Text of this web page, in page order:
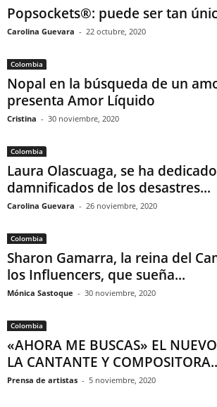
Popsockets®: puede ser tan
Carolina Guevara - 22 octubre, 2020
Colombia
Nopal en la búsqueda de un
presenta Amor Líquido
Cristina - 30 noviembre, 2020
Colombia
Laura Olascuaga, se ha
damnificados de los desastres...
Carolina Guevara - 26 noviembre, 2020
Colombia
Sharon Gamarra, la reina del
los Influencers, que sueña...
Mónica Sastoque - 30 noviembre, 2020
Colombia
«AHORA ME BUSCAS» EL
LA CANTANTE Y
Prensa de artistas - 5 noviembre, 2020